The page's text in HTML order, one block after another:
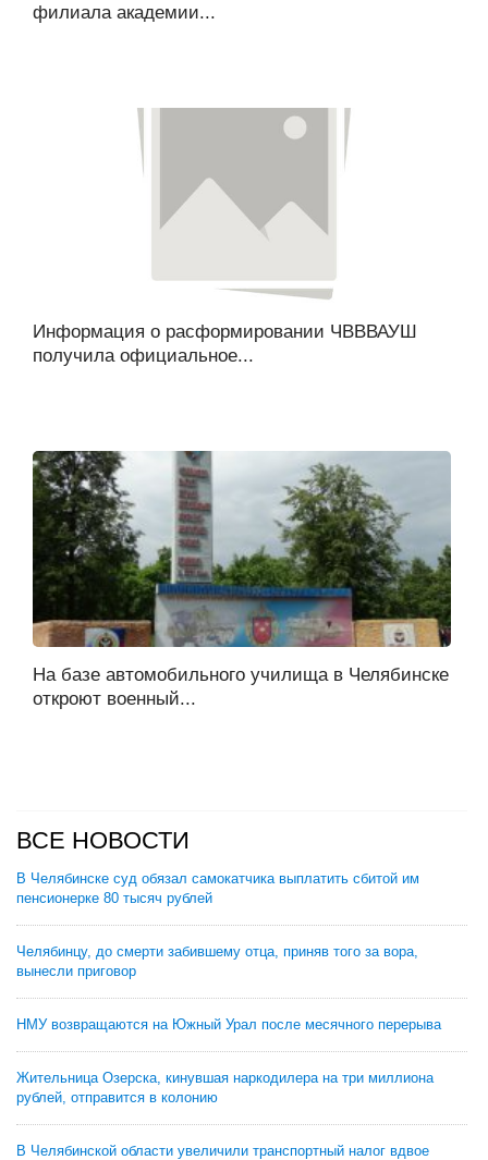
филиала академии...
Информация о расформировании ЧВВВАУШ
получила официальное...
На базе автомобильного училища в Челябинске
откроют военный...
ВСЕ НОВОСТИ
В Челябинске суд обязал самокатчика выплатить сбитой им
пенсионерке 80 тысяч рублей
Челябинцу, до смерти забившему отца, приняв того за вора,
вынесли приговор
НМУ возвращаются на Южный Урал после месячного перерыва
Жительница Озерска, кинувшая наркодилера на три миллиона
рублей, отправится в колонию
В Челябинской области увеличили транспортный налог вдвое